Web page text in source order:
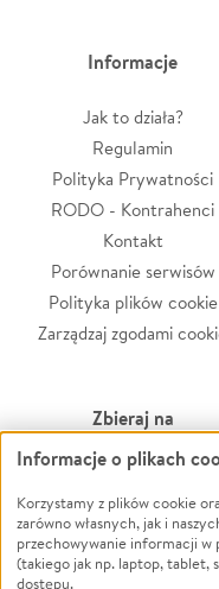
Informacje
Jak to działa?
Regulamin
Polityka Prywatności
RODO - Kontrahenci
Kontakt
Porównanie serwisów
Polityka plików cookie
Zarządzaj zgodami
Zbieraj na
Leczenie
Zwierzęta
Pożar
Ukraina
Informacje o plikach
Korzystamy z plików cookie
zarówno własnych, jak i
przechowywanie informacji w
(takiego jak np. laptop, tablet,
dostępu.